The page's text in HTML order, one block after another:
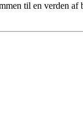
til en verden af